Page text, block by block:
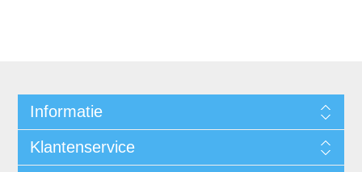
Informatie
Klantenservice